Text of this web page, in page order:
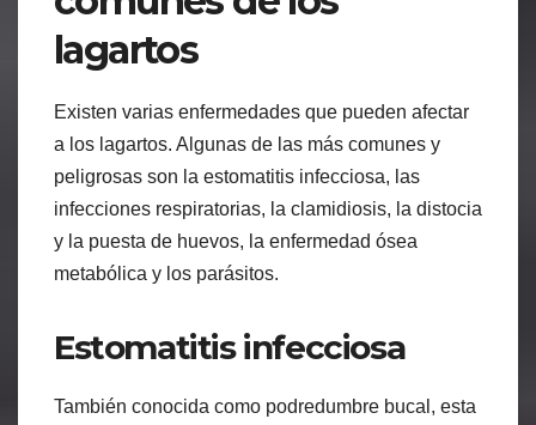
lagartos
Existen varias enfermedades que pueden afectar
a los lagartos. Algunas de las más comunes y
peligrosas son la estomatitis infecciosa, las
infecciones respiratorias, la clamidiosis, la distocia
y la puesta de huevos, la enfermedad ósea
metabólica y los parásitos.
Estomatitis infecciosa
También conocida como podredumbre bucal, esta